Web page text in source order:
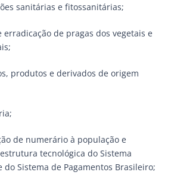
sanitárias e fitossanitárias;
erradicação de pragas dos vegetais e
produtos e derivados de origem
de numerário à população e
tecnológica do Sistema
do Sistema de Pagamentos Brasileiro;